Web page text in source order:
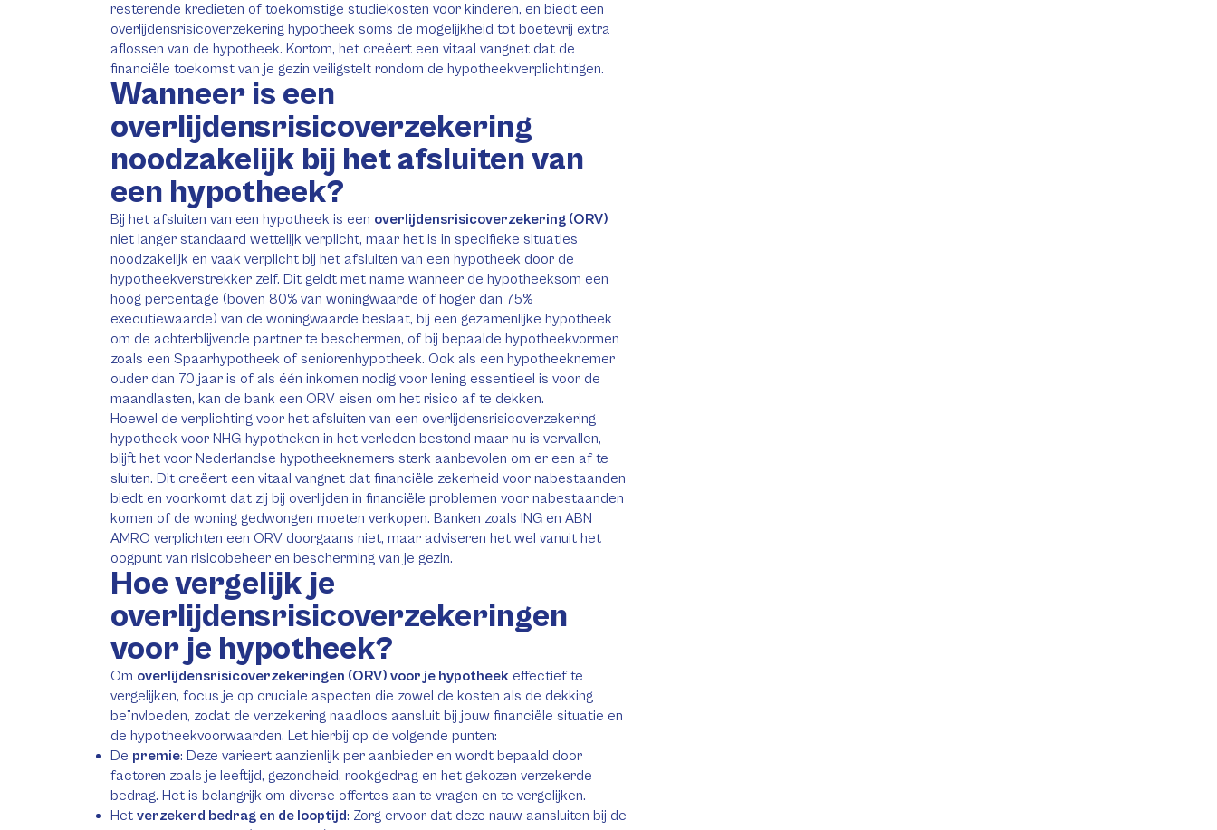
resterende kredieten of toekomstige studiekosten voor kinderen, en biedt een
overlijdensrisicoverzekering hypotheek soms de mogelijkheid tot boetevrij extra
aflossen van de hypotheek. Kortom, het creëert een vitaal vangnet dat de
financiële toekomst van je gezin veiligstelt rondom de hypotheekverplichtingen.
Wanneer is een
overlijdensrisicoverzekering
noodzakelijk bij het afsluiten van
een hypotheek?
Bij het afsluiten van een hypotheek is een overlijdensrisicoverzekering (ORV)
niet langer standaard wettelijk verplicht, maar het is in specifieke situaties
noodzakelijk en vaak verplicht bij het afsluiten van een hypotheek door de
hypotheekverstrekker zelf. Dit geldt met name wanneer de hypotheeksom een
hoog percentage (boven 80% van woningwaarde of hoger dan 75%
executiewaarde) van de woningwaarde beslaat, bij een gezamenlijke hypotheek
om de achterblijvende partner te beschermen, of bij bepaalde hypotheekvormen
zoals een Spaarhypotheek of seniorenhypotheek. Ook als een hypotheeknemer
ouder dan 70 jaar is of als één inkomen nodig voor lening essentieel is voor de
maandlasten, kan de bank een ORV eisen om het risico af te dekken.
Hoewel de verplichting voor het afsluiten van een overlijdensrisicoverzekering
hypotheek voor NHG-hypotheken in het verleden bestond maar nu is vervallen,
blijft het voor Nederlandse hypotheeknemers sterk aanbevolen om er een af te
sluiten. Dit creëert een vitaal vangnet dat financiële zekerheid voor nabestaanden
biedt en voorkomt dat zij bij overlijden in financiële problemen voor nabestaanden
komen of de woning gedwongen moeten verkopen. Banken zoals ING en ABN
AMRO verplichten een ORV doorgaans niet, maar adviseren het wel vanuit het
oogpunt van risicobeheer en bescherming van je gezin.
Hoe vergelijk je
overlijdensrisicoverzekeringen
voor je hypotheek?
Om overlijdensrisicoverzekeringen (ORV) voor je hypotheek effectief te
vergelijken, focus je op cruciale aspecten die zowel de kosten als de dekking
beïnvloeden, zodat de verzekering naadloos aansluit bij jouw financiële situatie en
de hypotheekvoorwaarden. Let hierbij op de volgende punten:
De premie: Deze varieert aanzienlijk per aanbieder en wordt bepaald door
factoren zoals je leeftijd, gezondheid, rookgedrag en het gekozen verzekerde
bedrag. Het is belangrijk om diverse offertes aan te vragen en te vergelijken.
Het verzekerd bedrag en de looptijd: Zorg ervoor dat deze nauw aansluiten bij de